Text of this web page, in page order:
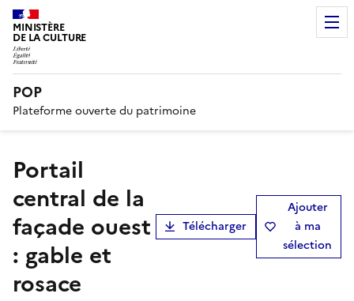
MINISTÈRE
DE LA CULTURE
POP
Plateforme ouverte du patrimoine
Portail
central de la
façade ouest
: gable et
rosace
Télécharger
Ajouter
à ma
sélection